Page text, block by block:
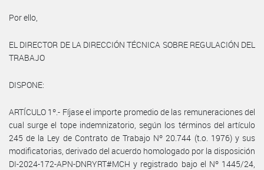
Por ello,
EL DIRECTOR DE LA DIRECCIÓN TÉCNICA SOBRE REGULACIÓN DEL
TRABAJO
DISPONE:
ARTÍCULO 1º.- Fíjase el importe promedio de las remuneraciones del
cual surge el tope indemnizatorio, según los términos del artículo
245 de la Ley de Contrato de Trabajo Nº 20.744 (t.o. 1976) y sus
modificatorias, derivado del acuerdo homologado por la disposición
DI-2024-172-APN-DNRYRT#MCH y registrado bajo el Nº 1445/24,